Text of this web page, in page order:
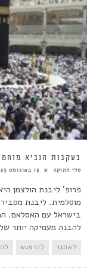
בעקבות הנביא
טלי חתוקה 15 באוגוסט 2023
פרופ' ליבנת הולצמן
מוסלמית. ליבנת
בישראל עם האסלאם.
להבנה מעמיקה יותר
לאתגר להיפגש